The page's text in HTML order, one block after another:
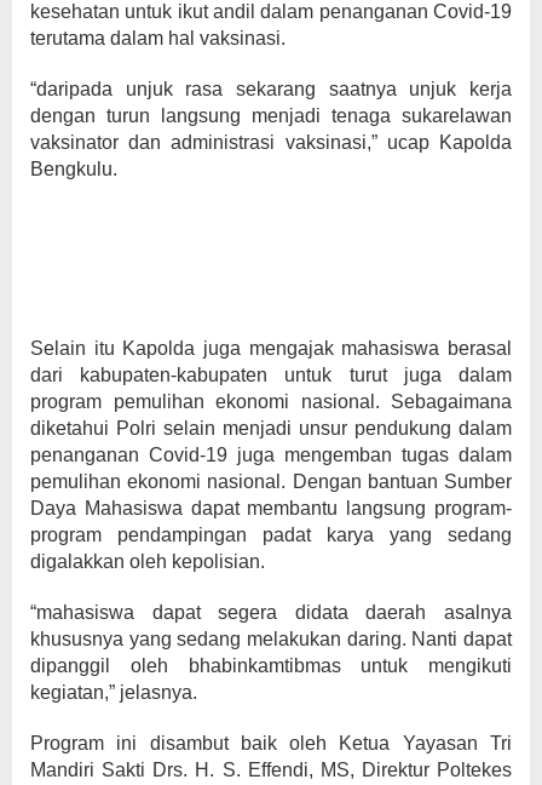
kesehatan untuk ikut andil dalam penanganan Covid-19
terutama dalam hal vaksinasi.
“daripada unjuk rasa sekarang saatnya unjuk kerja
dengan turun langsung menjadi tenaga sukarelawan
vaksinator dan administrasi vaksinasi,” ucap Kapolda
Bengkulu.
Selain itu Kapolda juga mengajak mahasiswa berasal
dari kabupaten-kabupaten untuk turut juga dalam
program pemulihan ekonomi nasional. Sebagaimana
diketahui Polri selain menjadi unsur pendukung dalam
penanganan Covid-19 juga mengemban tugas dalam
pemulihan ekonomi nasional. Dengan bantuan Sumber
Daya Mahasiswa dapat membantu langsung program-
program pendampingan padat karya yang sedang
digalakkan oleh kepolisian.
“mahasiswa dapat segera didata daerah asalnya
khususnya yang sedang melakukan daring. Nanti dapat
dipanggil oleh bhabinkamtibmas untuk mengikuti
kegiatan,” jelasnya.
Program ini disambut baik oleh Ketua Yayasan Tri
Mandiri Sakti Drs. H. S. Effendi, MS, Direktur Poltekes